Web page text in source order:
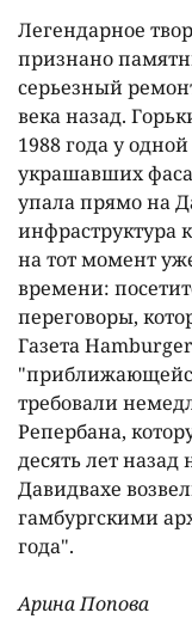
Легендарное
признано
серьезный
века назад.
1988 года у
украшавших
упала прямо на
инфраструктура
на тот момент
времени:
переговоры,
Газета
требовали
Репербана,
десять лет назад
Давидвахе
гамбургскими
года".
Арина Попова